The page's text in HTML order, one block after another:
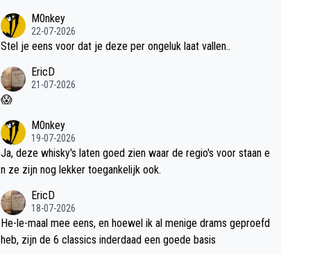
M0nkey
22-07-2026
Stel je eens voor dat je deze per ongeluk laat vallen..
EricD
21-07-2026
😱
M0nkey
19-07-2026
Ja, deze whisky's laten goed zien waar de regio's voor staan e
n ze zijn nog lekker toegankelijk ook.
EricD
18-07-2026
He-le-maal mee eens, en hoewel ik al menige drams geproefd
heb, zijn de 6 classics inderdaad een goede basis